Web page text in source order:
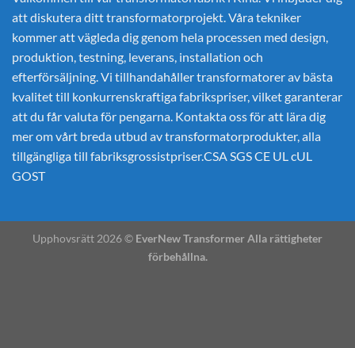
att diskutera ditt transformatorprojekt. Våra tekniker
kommer att vägleda dig genom hela processen med design,
produktion, testning, leverans, installation och
efterförsäljning. Vi tillhandahåller transformatorer av bästa
kvalitet till konkurrenskraftiga fabrikspriser, vilket garanterar
att du får valuta för pengarna. Kontakta oss för att lära dig
mer om vårt breda utbud av transformatorprodukter, alla
tillgängliga till fabriksgrossistpriser.CSA SGS CE UL cUL
GOST
Upphovsrätt 2026 © EverNew Transformer Alla rättigheter
förbehållna.